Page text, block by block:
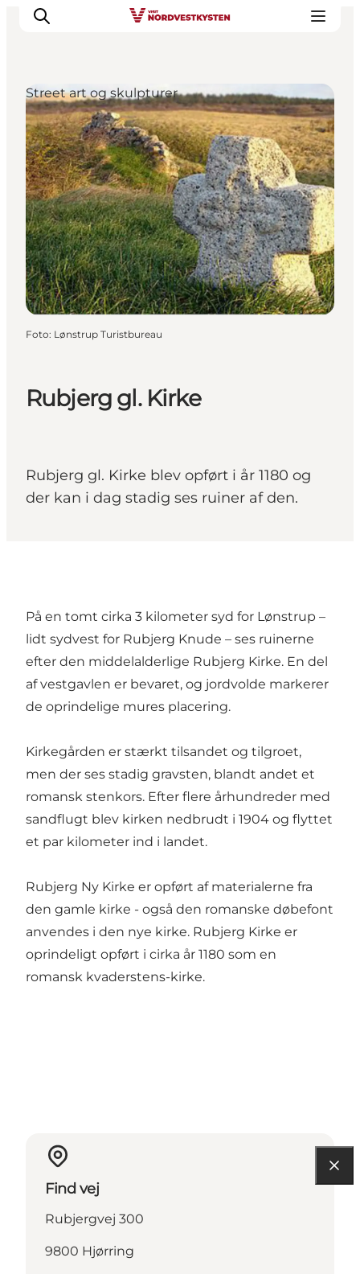
Feriesteder
Inspiration
Handicapvenlig ferie
Events
Overnatning
Planlæg din ferie
Rubjerg gl. Kirke
Rubjerg gl. Kirke blev opført i år 1180 og
der kan i dag stadig ses ruiner af den.
Street art og skulpturer
Foto: Lønstrup Turistbureau
På en tomt cirka 3 kilometer syd for Lønstrup –
lidt sydvest for Rubjerg Knude – ses ruinerne
efter den middelalderlige Rubjerg Kirke. En del
af vestgavlen er bevaret, og jordvolde markerer
de oprindelige mures placering.
Kirkegården er stærkt tilsandet og tilgroet,
men der ses stadig gravsten, blandt andet et
romansk stenkors. Efter flere århundreder med
sandflugt blev kirken nedbrudt i 1904 og flyttet
et par kilometer ind i landet.
Rubjerg Ny Kirke er opført af materialerne fra
den gamle kirke - også den romanske døbefont
anvendes i den nye kirke. Rubjerg Kirke er
oprindeligt opført i cirka år 1180 som en
romansk kvaderstens-kirke.
Find vej
Rubjergvej 300
9800 Hjørring